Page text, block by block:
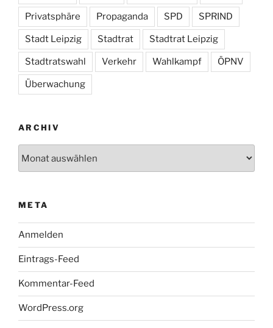
Privatsphäre Propaganda SPD SPRIND
Stadt Leipzig Stadtrat Stadtrat Leipzig
Stadtratswahl Verkehr Wahlkampf ÖPNV
Überwachung
ARCHIV
META
Anmelden
Eintrags-Feed
Kommentar-Feed
WordPress.org